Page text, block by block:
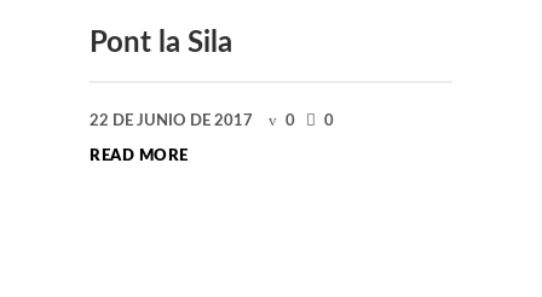
Pont la Sila
22 DE JUNIO DE 2017 0 0
READ MORE